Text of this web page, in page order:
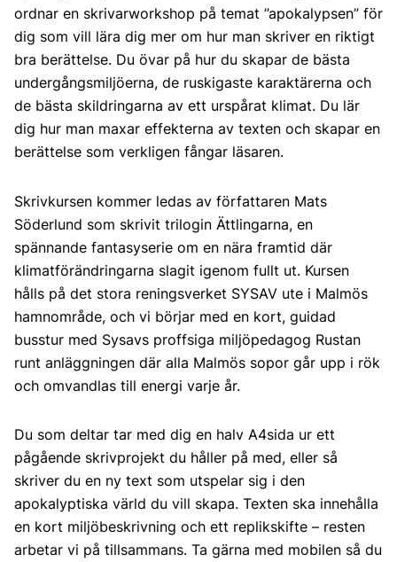
ordnar en skrivarworkshop på temat ”apokalypsen” för
dig som vill lära dig mer om hur man skriver en riktigt
bra berättelse. Du övar på hur du skapar de bästa
undergångsmiljöerna, de ruskigaste karaktärerna och
de bästa skildringarna av ett urspårat klimat. Du lär
dig hur man maxar effekterna av texten och skapar en
berättelse som verkligen fångar läsaren.
Skrivkursen kommer ledas av författaren Mats
Söderlund som skrivit trilogin Ättlingarna, en
spännande fantasyserie om en nära framtid där
klimatförändringarna slagit igenom fullt ut. Kursen
hålls på det stora reningsverket SYSAV ute i Malmös
hamnområde, och vi börjar med en kort, guidad
busstur med Sysavs proffsiga miljöpedagog Rustan
runt anläggningen där alla Malmös sopor går upp i rök
och omvandlas till energi varje år.
Du som deltar tar med dig en halv A4sida ur ett
pågående skrivprojekt du håller på med, eller så
skriver du en ny text som utspelar sig i den
apokalyptiska värld du vill skapa. Texten ska innehålla
en kort miljöbeskrivning och ett replikskifte – resten
arbetar vi på tillsammans. Ta gärna med mobilen så du